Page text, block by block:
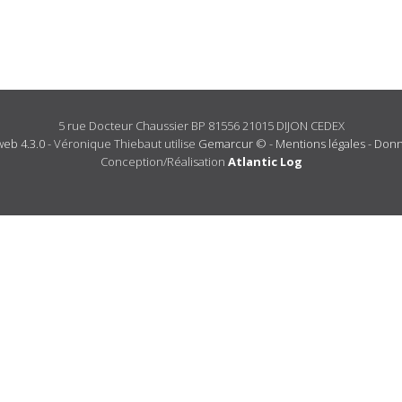
5 rue Docteur Chaussier BP 81556 21015 DIJON CEDEX
4.3.0- Véronique Thiebaut utilise Gemarcur © - Mentions légales-
Conception/Réalisation Atlantic Log